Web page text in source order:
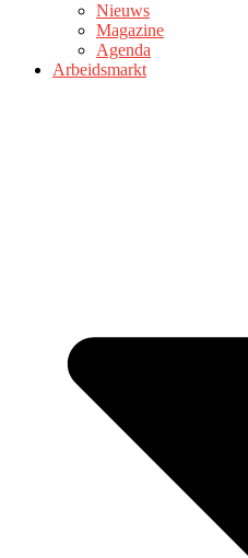
Nieuws
Magazine
Agenda
Arbeidsmarkt